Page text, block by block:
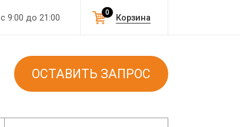
с 9:00 до 21:00 Корзина
0
ОСТАВИТЬ ЗАПРОС